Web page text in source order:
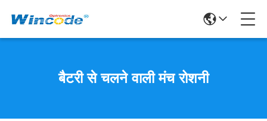
बैटरी से चलने वाली मंच रोशनी